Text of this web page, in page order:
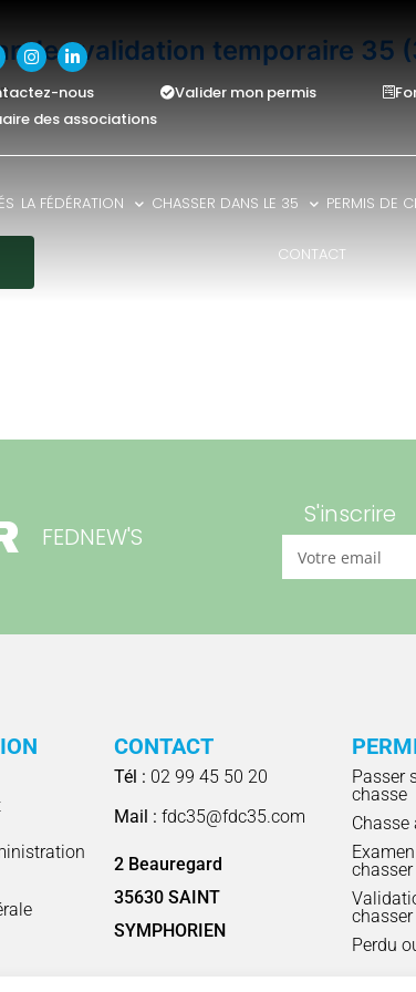
nous Valider mon permis
des associations
LA FÉDÉRATION CHASSER DANS LE 35 PERMIS DE
CONTACT
: validation temporaire 35
FEDNEW'S
S'inscrire
CONTACT
Tél : 02 99 45 50 20
Mail :fdc35@fdc35.com
2 Beauregard
35630 SAINT
SYMPHORIEN
Passer
chasse
Chasse
chasser
chasser
Perdu